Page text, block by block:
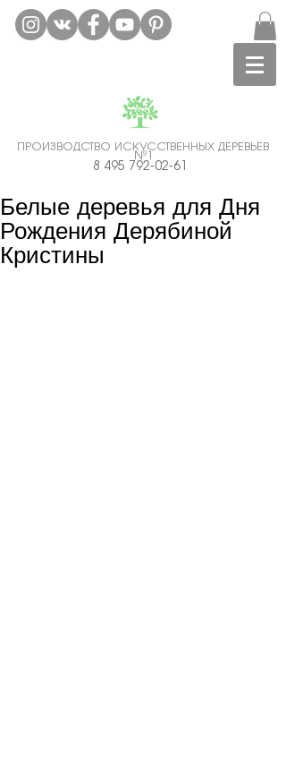
ПРОИЗВОДСТВО ИСКУССТВЕННЫХ ДЕРЕВЬЕВ
№1
Аренда искусственных деревьев Москва.
8 495 792-02-61
Белые деревья для Дня
Рождения Дерябиной
Кристины